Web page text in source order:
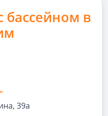
бассейном в
39а